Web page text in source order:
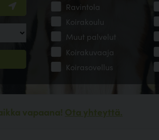
Ravintola
Koirakoulu
Muut palvelut
Koirakuvaaja
Koirasovellus
vapaana! Ota yhteyttä.